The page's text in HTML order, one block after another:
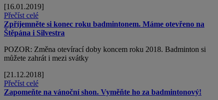
[16.01.2019]
Přečíst celé
Zpříjemněte si konec roku badmintonem. Máme otevřeno na
Štěpána i Silvestra
POZOR: Změna otevírací doby koncem roku 2018. Badminton si
můžete zahrát i mezi svátky
[21.12.2018]
Přečíst celé
Zapomeňte na vánoční shon. Vyměňte ho za badmintonový!